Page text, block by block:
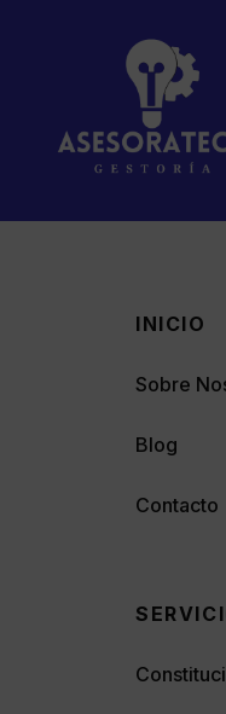
INICIO
Sobre
Blog
Contacto